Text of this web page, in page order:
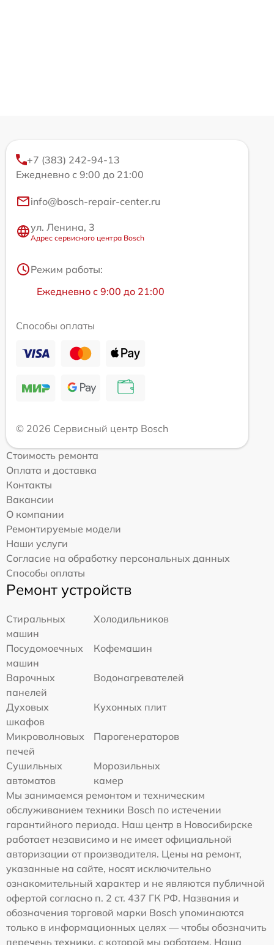
+7 (383) 242-94-13
Ежедневно с 9:00 до 21:00
info@bosch-repair-center.ru
ул. Ленина, 3
Адрес сервисного центра Bosch
Режим работы:
Ежедневно с 9:00 до 21:00
Способы оплаты
© 2026 Сервисный центр Bosch
Стоимость ремонта
Оплата и доставка
Контакты
Вакансии
О компании
Ремонтируемые модели
Наши услуги
Согласие на обработку персональных данных
Способы оплаты
Ремонт устройств
Стиральных
машин
Холодильников
Посудомоечных
машин
Кофемашин
Варочных
панелей
Водонагревателей
Духовых
шкафов
Кухонных плит
Микроволновых
печей
Парогенераторов
Сушильных
автоматов
Морозильных
камер
Мы занимаемся ремонтом и техническим
обслуживанием техники Bosch по истечении
гарантийного периода. Наш центр в Новосибирске
работает независимо и не имеет официальной
авторизации от производителя. Цены на ремонт,
указанные на сайте, носят исключительно
ознакомительный характер и не являются публичной
офертой согласно п. 2 ст. 437 ГК РФ. Названия и
обозначения торговой марки Bosch упоминаются
только в информационных целях — чтобы обозначить
перечень техники, с которой мы работаем. Наша